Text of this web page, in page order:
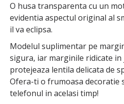
O husa transparenta cu un
evidentia aspectul original al
il va eclipsa.
Modelul suplimentar pe
sigura, iar marginile ridicate in
protejeaza lentila delicata de
Ofera-ti o frumoasa decoratie
telefonul in acelasi timp!